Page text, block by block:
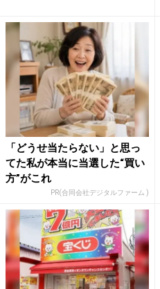
「どうせ当たらない」と思っ
てた私が本当に当選した“買い
方”がこれ
PR(合同会社デジタルファーム )